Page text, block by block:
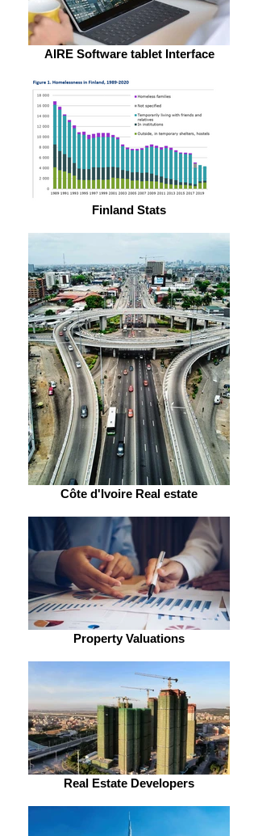
AIRE Software tablet Interface
Finland Stats
Côte d'Ivoire Real estate
Property Valuations
Real Estate Developers